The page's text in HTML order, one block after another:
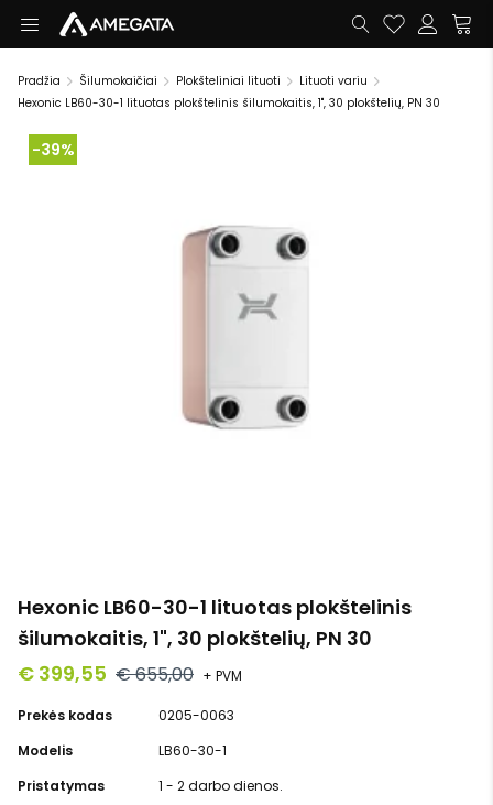
Pradžia Šilumokaičiai Plokšteliniai lituoti
Lituoti variu
Hexonic LB60-30-1 lituotas plokštelinis šilumokaitis, 1", 30 plokštelių, PN 30
-39%
Hexonic LB60-30-1 lituotas plokštelinis
šilumokaitis, 1", 30 plokštelių, PN 30
€ 399,55 € 655,00 + PVM
Prekės kodas
0205-0063
Modelis
LB60-30-1
Pristatymas
1 - 2 darbo dienos.